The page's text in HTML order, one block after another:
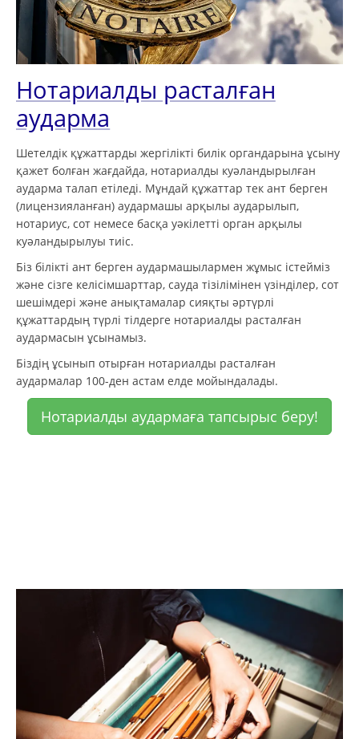
Нотариалды расталған
аударма
Шетелдік құжаттарды жергілікті билік органдарына ұсыну
қажет болған жағдайда, нотариалды куәландырылған
аударма талап етіледі. Мұндай құжаттар тек ант берген
(лицензияланған) аудармашы арқылы аударылып,
нотариус, сот немесе басқа уәкілетті орган арқылы
куәландырылуы тиіс.
Біз білікті ант берген аудармашылармен жұмыс істейміз
және сізге келісімшарттар, сауда тізілімінен үзінділер, сот
шешімдері және анықтамалар сияқты әртүрлі
құжаттардың түрлі тілдерге нотариалды расталған
аудармасын ұсынамыз.
Біздің ұсынып отырған нотариалды расталған
аудармалар 100-ден астам елде мойындалады.
Нотариалды аудармаға тапсырыс беру!